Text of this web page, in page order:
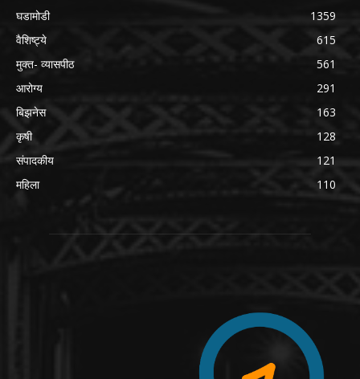
घडामोडी
1359
वैशिष्ट्ये
615
मुक्त- व्यासपीठ
561
आरोग्य
291
बिझनेस
163
कृषी
128
संपादकीय
121
महिला
110